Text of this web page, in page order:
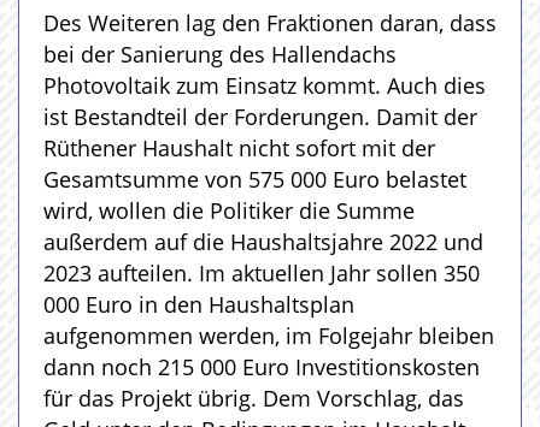
Des Weiteren lag den Fraktionen daran, dass
bei der Sanierung des Hallendachs
Photovoltaik zum Einsatz kommt. Auch dies
ist Bestandteil der Forderungen. Damit der
Rüthener Haushalt nicht sofort mit der
Gesamtsumme von 575 000 Euro belastet
wird, wollen die Politiker die Summe
außerdem auf die Haushaltsjahre 2022 und
2023 aufteilen. Im aktuellen Jahr sollen 350
000 Euro in den Haushaltsplan
aufgenommen werden, im Folgejahr bleiben
dann noch 215 000 Euro Investitionskosten
für das Projekt übrig. Dem Vorschlag, das